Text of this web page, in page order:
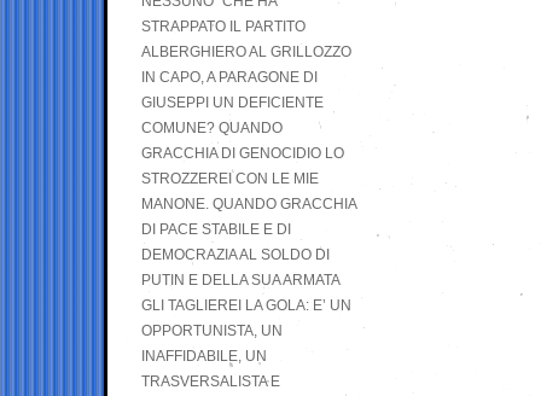
STRAPPATO IL PARTITO
ALBERGHIERO AL GRILLOZZO
IN CAPO, A PARAGONE DI
GIUSEPPI UN DEFICIENTE
COMUNE? QUANDO
GRACCHIA DI GENOCIDIO LO
STROZZEREI CON LE MIE
MANONE. QUANDO GRACCHIA
DI PACE STABILE E DI
DEMOCRAZIA AL SOLDO DI
PUTIN E DELLA SUA ARMATA
GLI TAGLIEREI LA GOLA: E’ UN
OPPORTUNISTA, UN
INAFFIDABILE, UN
TRASVERSALISTA E